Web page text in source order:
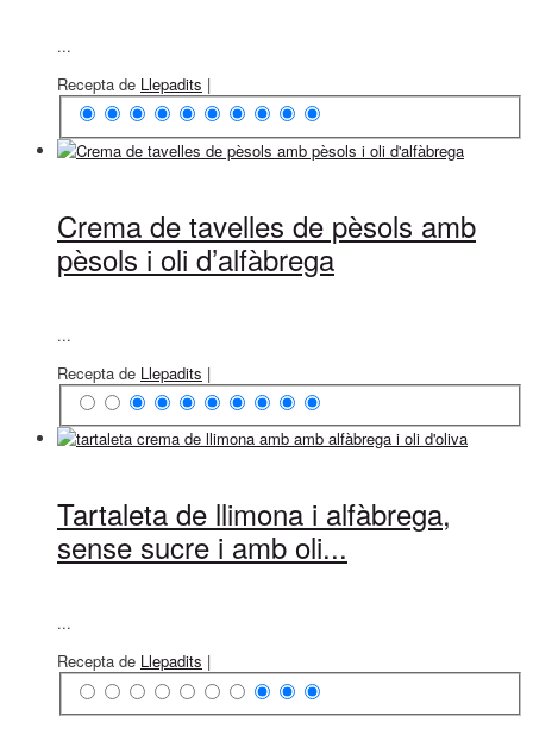
...
Recepta de Llepadits |
Crema de tavelles de pèsols amb
pèsols i oli d’alfàbrega
...
Recepta de Llepadits |
Tartaleta de llimona i alfàbrega,
sense sucre i amb oli...
...
Recepta de Llepadits |